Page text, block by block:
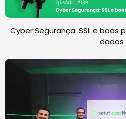
Cyber Segurança: SSL e
dados